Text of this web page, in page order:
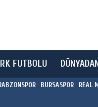
FUTBOLU
BURSASPOR REAL